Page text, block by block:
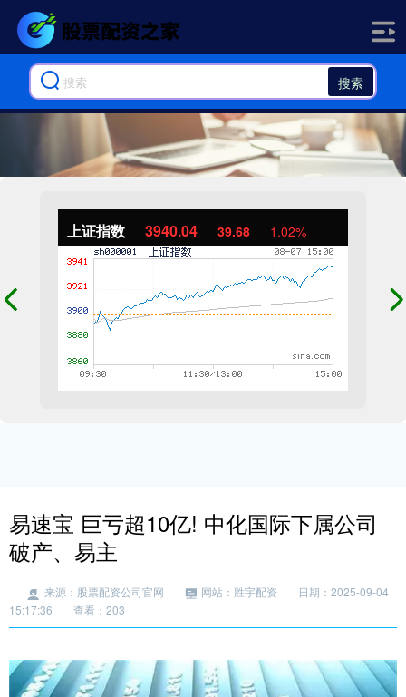
搜索
上证指数 3940.04 39.68 1.02%
易速宝 巨亏超10亿! 中化国际下属公司
破产、易主
来源：股票配资公司官网 网站：胜宇配资
日期：2025-09-04
15:17:36
查看：203